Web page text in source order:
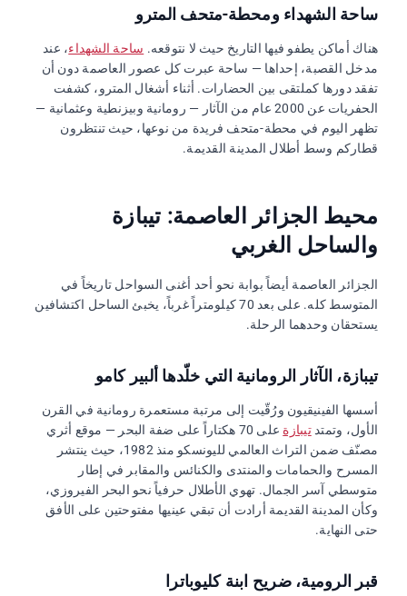
ساحة الشهداء ومحطة-متحف المترو
هناك أماكن يطفو فيها التاريخ حيث لا نتوقعه. ساحة الشهداء، عند
مدخل القصبة، إحداها — ساحة عبرت كل عصور العاصمة دون أن
تفقد دورها كملتقى بين الحضارات. أثناء أشغال المترو، كشفت
الحفريات عن 2000 عام من الآثار — رومانية وبيزنطية وعثمانية —
تظهر اليوم في محطة-متحف فريدة من نوعها، حيث تنتظرون
قطاركم وسط أطلال المدينة القديمة.
محيط الجزائر العاصمة: تيبازة
والساحل الغربي
الجزائر العاصمة أيضاً بوابة نحو أحد أغنى السواحل تاريخاً في
المتوسط كله. على بعد 70 كيلومتراً غرباً، يخبئ الساحل اكتشافين
يستحقان وحدهما الرحلة.
تيبازة، الآثار الرومانية التي خلّدها ألبير كامو
أسسها الفينيقيون ورُقّيت إلى مرتبة مستعمرة رومانية في القرن
الأول، وتمتدتيبازة
على 70 هكتاراً على ضفة البحر — موقع أثري
مصنّف ضمن التراث العالمي لليونسكو منذ 1982، حيث ينتشر
المسرح والحمامات والمنتدى والكنائس والمقابر في إطار
متوسطي آسر الجمال. تهوي الأطلال حرفياً نحو البحر الفيروزي،
وكأن المدينة القديمة أرادت أن تبقي عينيها مفتوحتين على الأفق
حتى النهاية.
قبر الرومية، ضريح ابنة كليوباترا